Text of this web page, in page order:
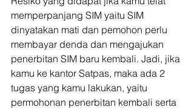
memperpanjang SIM yaitu SIM
dinyatakan mati dan pemohon perlu
membayar denda dan mengajukan
penerbitan SIM baru kembali. Jadi, jika
kamu ke kantor Satpas, maka ada 2
tugas yang kamu lakukan, yaitu
permohonan penerbitan kembali serta